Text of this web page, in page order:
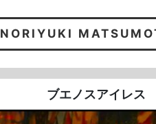
NORIYUKI
ブエノスアイレス